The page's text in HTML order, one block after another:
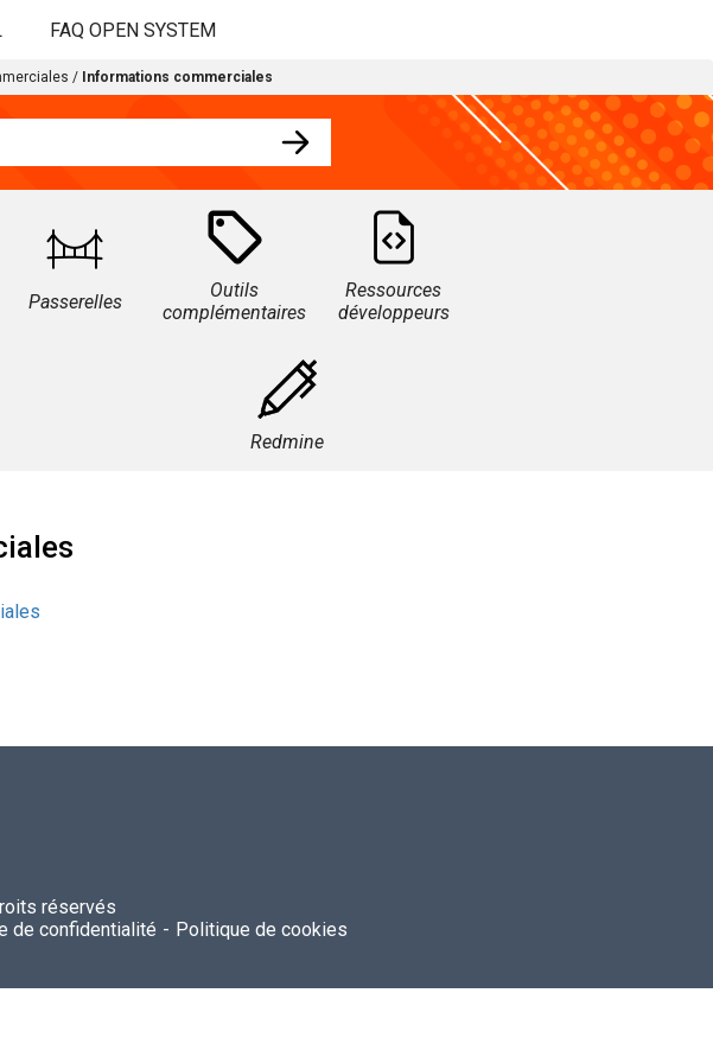
FAQ OPEN SYSTEM
/ Informations commerciales
Passerelles
Outils
complémentaires
Ressources
développeurs
Redmine
réservés
de confidentialité Politique de cookies